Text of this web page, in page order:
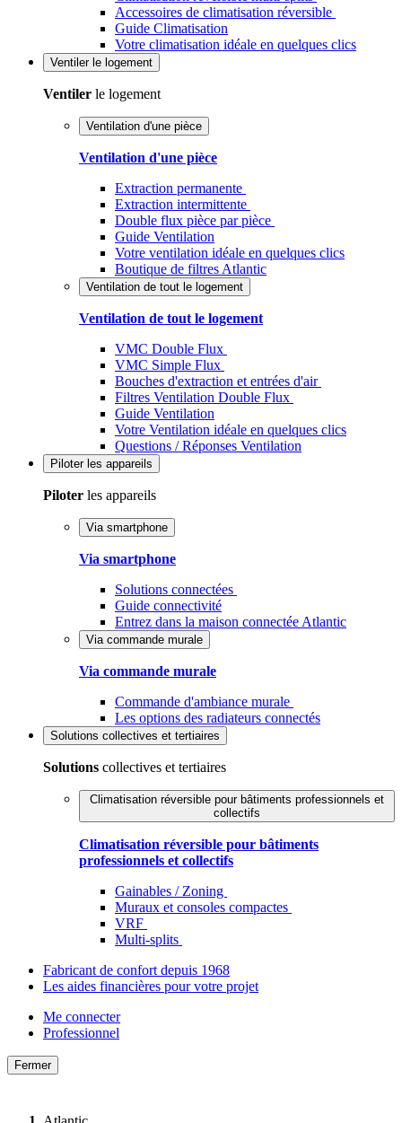
Accessoires de climatisation réversible
Guide Climatisation
Votre climatisation idéale en quelques clics
Ventiler le logement
Ventiler le logement
Ventilation d'une pièce
Ventilation d'une pièce
Extraction permanente
Extraction intermittente
Double flux pièce par pièce
Guide Ventilation
Votre ventilation idéale en quelques clics
Boutique de filtres Atlantic
Ventilation de tout le logement
Ventilation de tout le logement
VMC Double Flux
VMC Simple Flux
Bouches d'extraction et entrées d'air
Filtres Ventilation Double Flux
Guide Ventilation
Votre Ventilation idéale en quelques clics
Questions / Réponses Ventilation
Piloter les appareils
Piloter les appareils
Via smartphone
Via smartphone
Solutions connectées
Guide connectivité
Entrez dans la maison connectée Atlantic
Via commande murale
Via commande murale
Commande d'ambiance murale
Les options des radiateurs connectés
Solutions collectives et tertiaires
Solutions collectives et tertiaires
Climatisation réversible pour bâtiments professionnels et
collectifs
Climatisation réversible pour bâtiments
professionnels et collectifs
Gainables / Zoning
Muraux et consoles compactes
VRF
Multi-splits
Fabricant de confort depuis 1968
Les aides financières pour votre projet
Me connecter
Professionnel
Fermer